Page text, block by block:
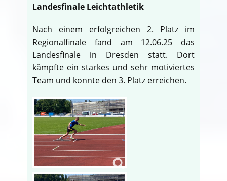
Landesfinale Leichtathletik
Nach einem erfolgreichen 2. Platz im
Regionalfinale fand am 12.06.25 das
Landesfinale in Dresden statt. Dort
kämpfte ein starkes und sehr motiviertes
Team und konnte den 3. Platz erreichen.